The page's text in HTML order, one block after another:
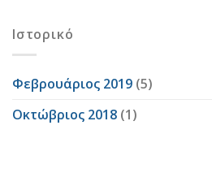
Ιστορικό
Φεβρουάριος 2019 (5)
Οκτώβριος 2018 (1)